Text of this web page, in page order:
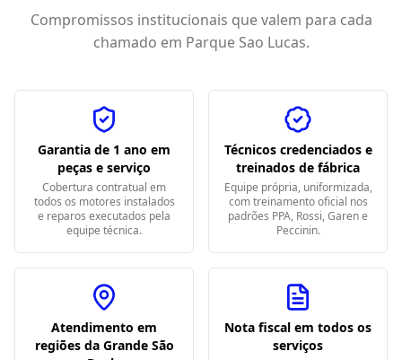
Compromissos institucionais que valem para cada
chamado em Parque Sao Lucas.
Garantia de 1 ano em
peças e serviço
Cobertura contratual em
todos os motores instalados
e reparos executados pela
equipe técnica.
Técnicos credenciados e
treinados de fábrica
Equipe própria, uniformizada,
com treinamento oficial nos
padrões PPA, Rossi, Garen e
Peccinin.
Atendimento em
regiões da Grande São
Nota fiscal em todos os
serviços